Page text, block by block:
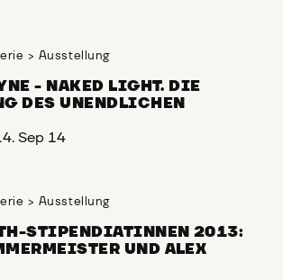
> Ausstellung
- NAKED LIGHT. DIE
DES UNENDLICHEN
Sep 14
> Ausstellung
STIPENDIATINNEN 2013:
UND ALEX